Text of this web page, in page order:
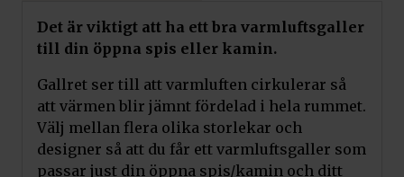
Det är viktigt att ha ett bra varmluftsgaller
till din öppna spis eller kamin.
Gallret ser till att varmluften cirkulerar så
att värmen blir jämnt fördelad i hela rummet.
Välj mellan flera olika storlekar och
designer så att du får ett varmluftsgaller som
passar just din öppna spis/kamin och ditt